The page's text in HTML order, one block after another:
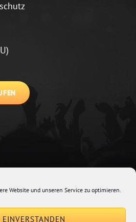
Website und unseren Service zu optimieren.